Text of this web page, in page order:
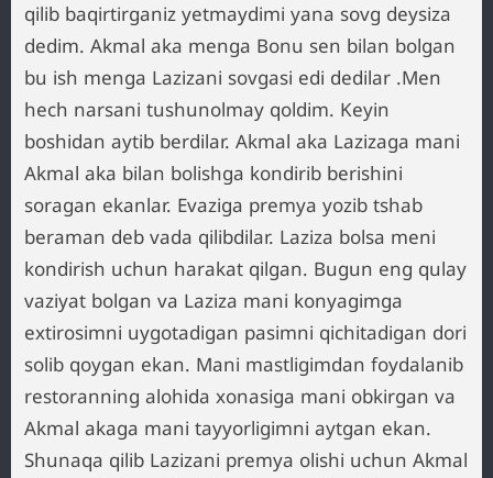
qilib baqirtirganiz yetmaydimi yana sovg deysiza
dedim. Akmal aka menga Bonu sen bilan bolgan
bu ish menga Lazizani sovgasi edi dedilar .Men
hech narsani tushunolmay qoldim. Keyin
boshidan aytib berdilar. Akmal aka Lazizaga mani
Akmal aka bilan bolishga kondirib berishini
soragan ekanlar. Evaziga premya yozib tshab
beraman deb vada qilibdilar. Laziza bolsa meni
kondirish uchun harakat qilgan. Bugun eng qulay
vaziyat bolgan va Laziza mani konyagimga
extirosimni uygotadigan pasimni qichitadigan dori
solib qoygan ekan. Mani mastligimdan foydalanib
restoranning alohida xonasiga mani obkirgan va
Akmal akaga mani tayyorligimni aytgan ekan.
Shunaqa qilib Lazizani premya olishi uchun Akmal